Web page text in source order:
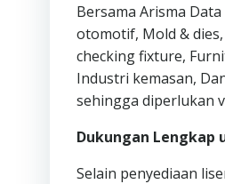
Bersama Arisma
otomotif, Mold &
checking fixture,
Industri kemasan,
sehingga diperlukan
Dukungan Lengkap
Selain penyediaan